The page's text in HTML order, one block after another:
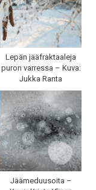
Lepän jääfraktaaleja
puron varressa – Kuva:
Jukka Ranta
Jäämeduusoita –